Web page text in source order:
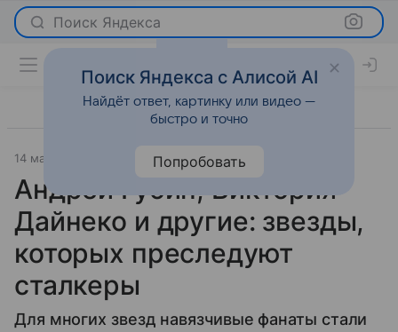
Поиск Яндекса
14 мая 2026 Светская жизнь
Андрей Губин, Виктория
Дайнеко и другие: звезды,
которых преследуют
сталкеры
Для многих звезд навязчивые фанаты стали
Поиск Яндекса с Алисой AI
Найдёт ответ, картинку или видео —
быстро и точно
Попробовать